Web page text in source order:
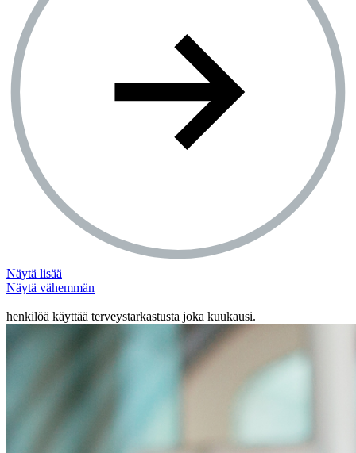
Näytä lisää
Näytä vähemmän
henkilöä käyttää terveystarkastusta joka kuukausi.